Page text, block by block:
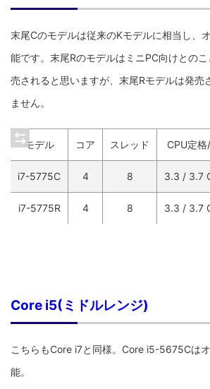
末尾Cのモデルは従来のKモデルに相当し、
能です。末尾RのモデルはミニPC向けとの
売されると思いますが、末尾Rモデルは発売
ません。
モデル コア スレッド CPU定
i7-5775C 4 8 3.3 / 3.7
i7-5775R 4 8 3.3 / 3.7
Core i5(ミドルレンジ)
こちらもCore i7と同様。Core i5-5675Cは
能。